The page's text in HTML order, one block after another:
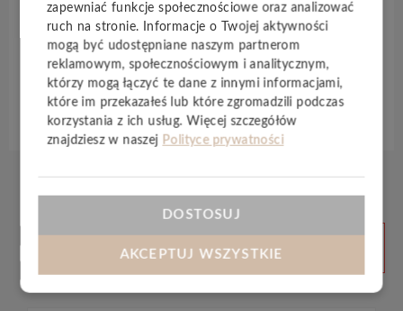
Specyfikacja techniczna
Podłoga dostępna jedynie poprzez zapytanie
do biura.
Produkty
powiązane
ZOBACZ
WSZYSTKIE
zapewniać funkcje społecznościowe oraz analizować
ruch na stronie. Informacje o Twojej aktywności
mogą być udostępniane naszym partnerom
reklamowym, społecznościowym i analitycznym,
którzy mogą łączyć te dane z innymi informacjami,
które im przekazałeś lub które zgromadzili podczas
korzystania z ich usług. Więcej szczegółów
znajdziesz w naszej Polityce prywatności
DOSTOSUJ
AKCEPTUJ WSZYSTKIE